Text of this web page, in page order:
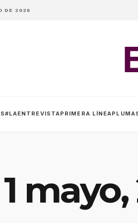
DE 2026
#LAENTREVISTAPRIMERA LÍNEA
1